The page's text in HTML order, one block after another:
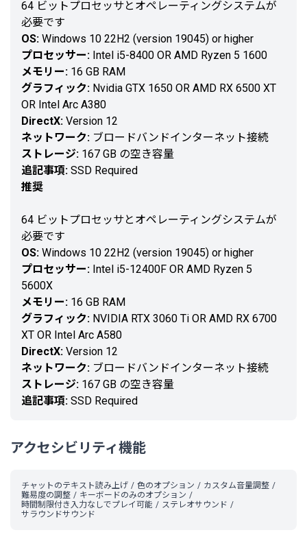
64 ビットプロセッサとオペレーティングシステムが
必要です
OS: Windows 10 22H2 (version 19045) or higher
プロセッサー: Intel i5-8400 OR AMD Ryzen 5 1600
メモリー: 16 GB RAM
グラフィック: Nvidia GTX 1650 OR AMD RX 6500 XT
OR Intel Arc A380
DirectX: Version 12
ネットワーク: ブロードバンドインターネット接続
ストレージ: 167 GB の空き容量
追記事項: SSD Required
推奨
64 ビットプロセッサとオペレーティングシステムが
必要です
OS: Windows 10 22H2 (version 19045) or higher
プロセッサー: Intel i5-12400F OR AMD Ryzen 5
5600X
メモリー: 16 GB RAM
グラフィック: NVIDIA RTX 3060 Ti OR AMD RX 6700
XT OR Intel Arc A580
DirectX: Version 12
ネットワーク: ブロードバンドインターネット接続
ストレージ: 167 GB の空き容量
追記事項: SSD Required
アクセシビリティ機能
チャットのテキスト読み上げ 色のオプション
カスタム音量調整
難易度の調整
キーボードのみのオプション
時間制限付き入力なしでプレイ可能
ステレオサウンド
サラウンドサウンド